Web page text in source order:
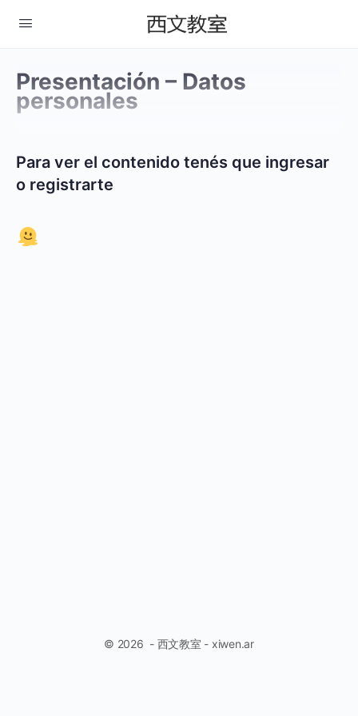
Presentación – Datos
personales
Para ver el contenido tenés que ingresar
o registrarte
© 2026 - 西文教室 - xiwen.ar